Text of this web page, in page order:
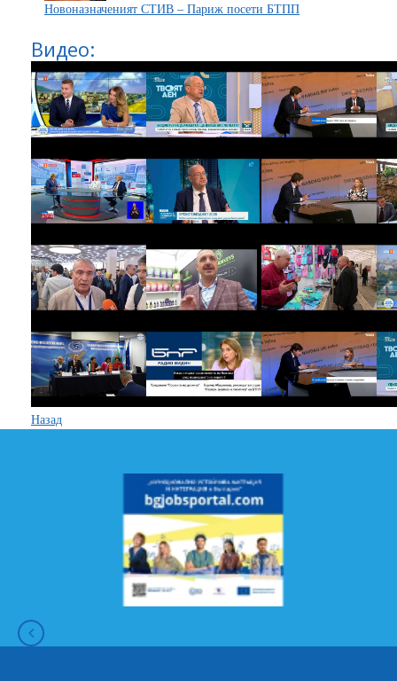
Новоназначеният СТИВ – Париж посети БТПП
Видео:
Назад